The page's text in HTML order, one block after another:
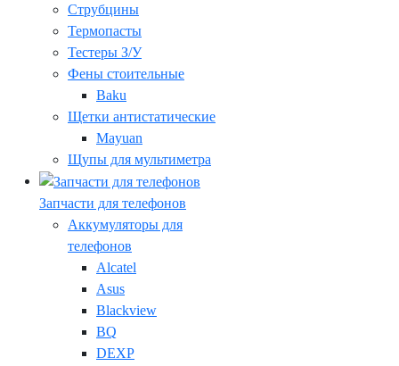
Струбцины
Термопасты
Тестеры З/У
Фены стоительные
Baku
Щетки антистатические
Mayuan
Щупы для мультиметра
Запчасти для телефонов
Аккумуляторы для
телефонов
Alcatel
Asus
Blackview
BQ
DEXP